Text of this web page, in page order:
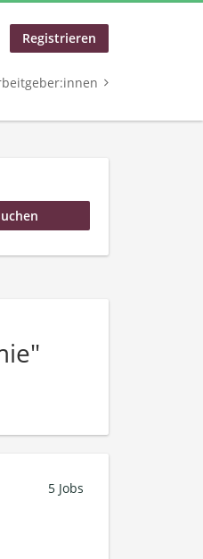
Registrieren
5 Jobs